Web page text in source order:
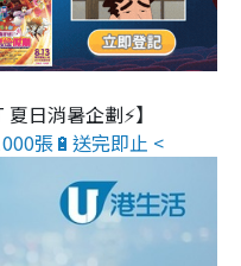
夏日消暑企劃⚡】
張🔋送完即止 <